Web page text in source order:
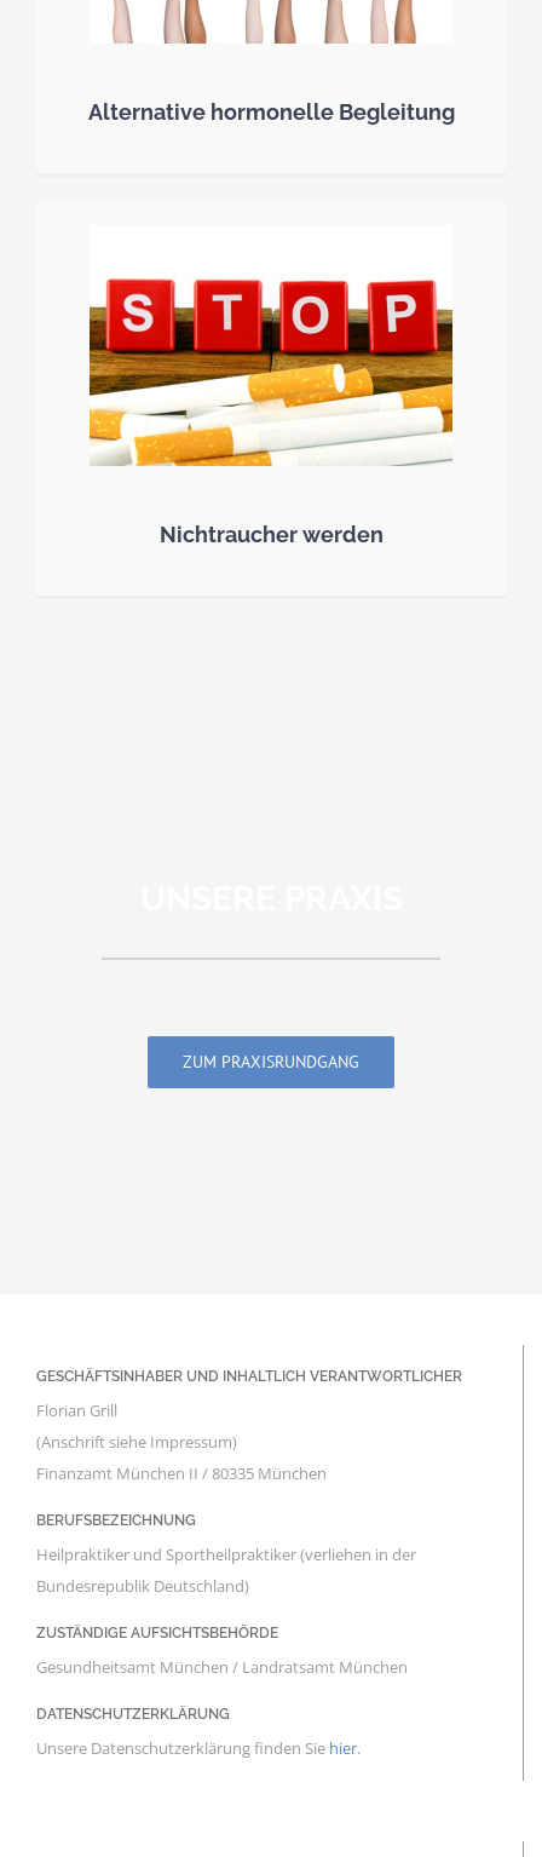
Alternative hormonelle Begleitung
Nichtraucher werden
ZUM PRAXISRUNDGANG
GESCHÄFTSINHABER UND INHALTLICH VERANTWORTLICHER
Florian Grill
(Anschrift siehe Impressum)
Finanzamt München II / 80335 München
BERUFSBEZEICHNUNG
Heilpraktiker und Sportheilpraktiker (verliehen in der
Bundesrepublik Deutschland)
ZUSTÄNDIGE AUFSICHTSBEHÖRDE
Gesundheitsamt München / Landratsamt München
DATENSCHUTZERKLÄRUNG
Unsere Datenschutzerklärung finden Sie hier.